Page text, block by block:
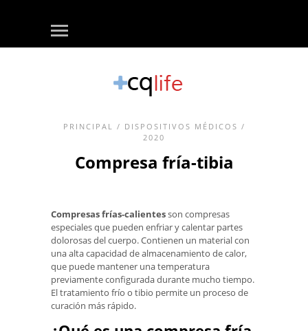
PRINCIPAL / DISPOSITIVOS MÉDICOS /
2020
Compresa fría-tibia
Compresas frías-calientesson compresas
especiales que pueden enfriar y calentar partes
dolorosas del cuerpo. Contienen un material con
una alta capacidad de almacenamiento de calor,
que puede mantener una temperatura
previamente configurada durante mucho tiempo.
El tratamiento frío o tibio permite un proceso de
curación más rápido.